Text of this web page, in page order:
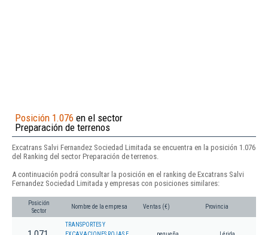
Posición 1.076 en el sector
Preparación de terrenos
Excatrans Salvi Fernandez Sociedad Limitada se encuentra en la posición 1.076
del Ranking del sector Preparación de terrenos.
A continuación podrá consultar la posición en el ranking de Excatrans Salvi
Fernandez Sociedad Limitada y empresas con posiciones similares:
Posición
Sector
Nombre de la empresa Ventas (€) Provincia
TRANSPORTES Y